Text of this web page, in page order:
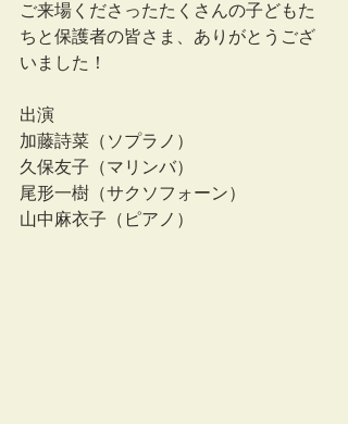
ご来場くださったたくさんの子どもた
ちと保護者の皆さま、ありがとうござ
いました！
出演
加藤詩菜（ソプラノ）
久保友子（マリンバ）
尾形一樹（サクソフォーン）
山中麻衣子（ピアノ）